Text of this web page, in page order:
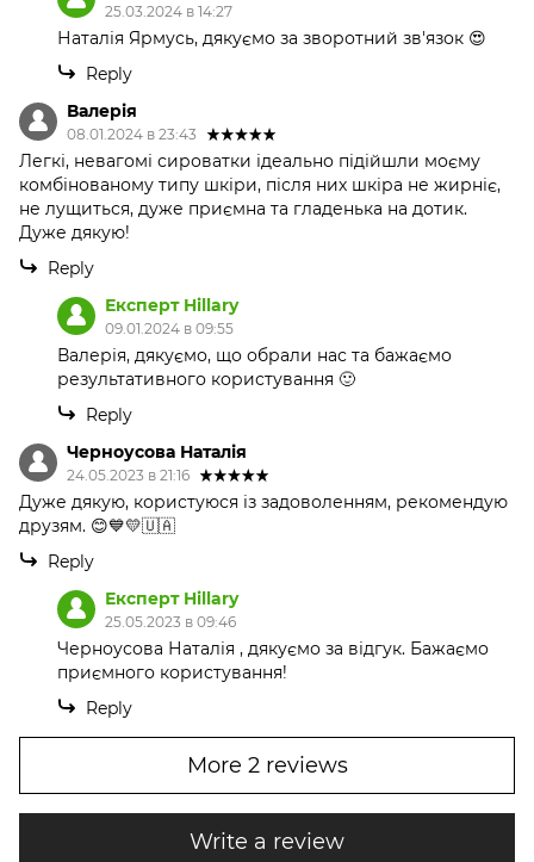
25.03.2024 в 14:27
Наталія Ярмусь, дякуємо за зворотний зв'язок 😍
Reply
Валерія
08.01.2024 в 23:43
Легкі, невагомі сироватки ідеально підійшли моєму
комбінованому типу шкіри, після них шкіра не жирніє,
не лущиться, дуже приємна та гладенька на дотик.
Дуже дякую!
Reply
Експерт Hillary
09.01.2024 в 09:55
Валерія, дякуємо, що обрали нас та бажаємо
результативного користування 🙂
Reply
Черноусова Наталія
24.05.2023 в 21:16
Дуже дякую, користуюся із задоволенням, рекомендую
друзям. 😊💙💛🇺🇦
Reply
Експерт Hillary
25.05.2023 в 09:46
Черноусова Наталія , дякуємо за відгук. Бажаємо
приємного користування!
Reply
More 2 reviews
Write a review